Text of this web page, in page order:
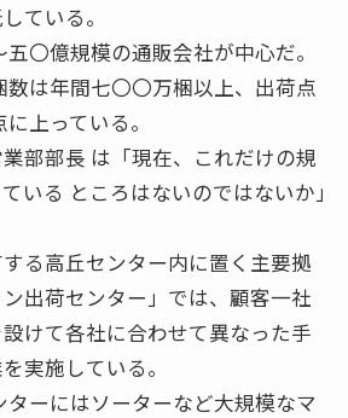
ている。
〇億規模の通販会社が中心だ。
数は年間七〇〇万梱以上、出荷点
上っている。
部部長 は「現在、これだけの規
いる ところはないのではないか」
る高丘センター内に置く主要拠
出荷センター」では、顧客一社
けて各社に合わせて異なった手
実施している。
ターにはソーターなど大規模なマ